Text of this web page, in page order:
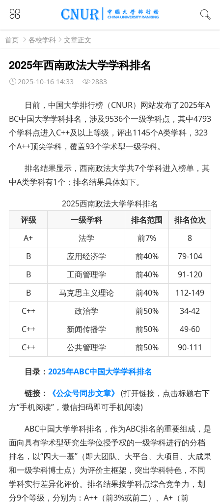
首页 各校学科 文章正文
2025年西南政法大学学科排名
2025-10-16 14:33 2883
日前，中国大学排行榜（CNUR）网站发布了2025年A
BC中国大学学科排名，涉及9536个一级学科点，其中4793
个学科点进入C++及以上等级，评出1145个A类学科，323
个A++顶尖学科，覆盖93个学术型一级学科。
排名结果显示，西南政法大学共7个学科进入榜单，其
中A类学科有1个；排名结果具体如下。
2025西南政法大学学科排名
评级
一级学科 排名范围
排名位次
A+
法学 前7%
8
B
应用经济学 前40%
79-104
B
工商管理学 前40%
91-120
B
马克思主义理论 前40%
112-149
C++
政治学 前50%
34-42
C++
新闻传播学 前50%
49-60
C++
公共管理学 前50% 90-111
目录： 2025年ABC中国大学学科排名
链接：
《公众号同步文章》 (打开链接，点击标题右下
方“手机阅读”，微信扫码即可手机阅读)
ABC中国大学学科排名，作为ABC排名的重要组成，是
面向具有学术型研究生学位授予权的一级学科进行的分档
排名，以“四大一基”（即大团队、大平台、大项目、大成果
和一级学科博士点）为评价主框架，突出学科特色，不同
学科实行差异化评价。排名结果按学科点综合竞争力，划
分9个等级，分别为：A++（前3%或前二）、A+（前